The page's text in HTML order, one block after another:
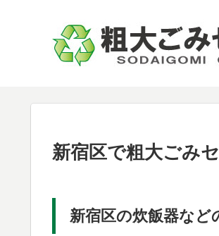
新宿区で粗大ごみ
新宿区の炊飯器など